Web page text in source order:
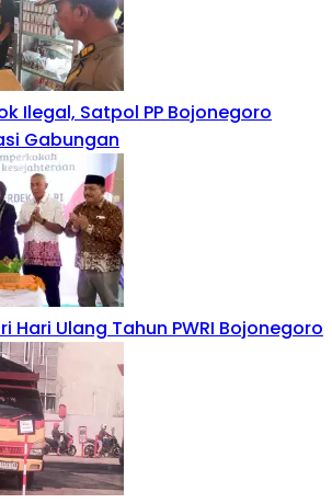
Ilegal, Satpol PP Bojonegoro
Gabungan
Hari Ulang Tahun PWRI Bojonegoro